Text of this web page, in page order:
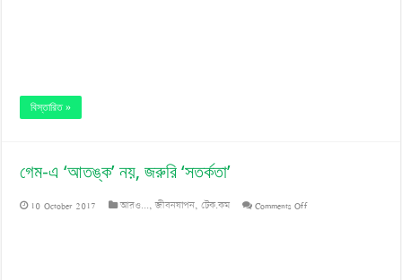
বিস্তারিত »
গেম-এ ‘আতঙ্ক’ নয়, জরুরি ‘সতর্কতা’
10 October 2017 আরও...,জীবনযাপন,টেক.কম Comments Offon